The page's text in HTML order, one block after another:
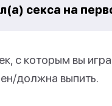
секса на
с которым вы
должна выпить.